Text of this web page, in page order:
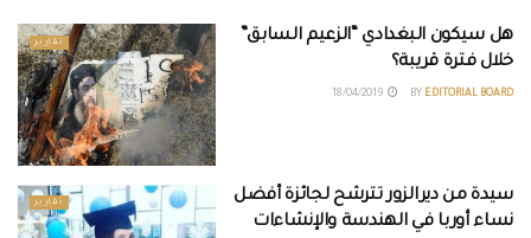
تقارير
هل سيكون البغدادي “الزعيم السابق”
خلال فترة قريبة؟
BY EDITORIAL BOARD
تقارير
سيدة من ديرالزور تترشح لجائزة أفضل
نساء أوربا في الهندسة والإنشاءات